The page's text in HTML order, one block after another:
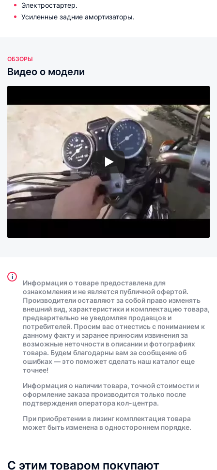
Электростартер.
Усиленные задние амортизаторы.
ОБЗОРЫ
Видео о модели
i
Информация о товаре предоставлена для
ознакомления и не является публичной офертой.
Производители оставляют за собой право изменять
внешний вид, характеристики и комплектацию товара,
предварительно не уведомляя продавцов и
потребителей. Просим вас отнестись с пониманием к
данному факту и заранее приносим извинения за
возможные неточности в описании и фотографиях
товара. Будем благодарны вам за сообщение об
ошибках — это поможет сделать наш каталог еще
точнее!
Информация о наличии товара, точной стоимости и
оформление заказа производится только после
подтверждения оператора кол-центра.
При приобретении в лизинг комплектация товара
может быть изменена в одностороннем порядке.
С этим товаром покупают